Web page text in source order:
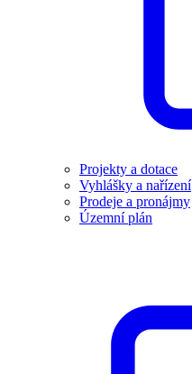
Projekty a dotace
Vyhlášky a nařízení
Prodeje a pronájmy
Územní plán